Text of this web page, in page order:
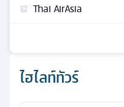
ไฮไลท์ทัวร์
Thai AirAsia